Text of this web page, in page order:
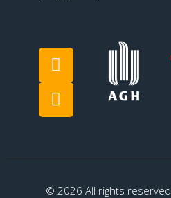
© 2026 All rights reserved